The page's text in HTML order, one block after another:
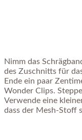
Nimm das
des Zuschnitts für
Ende ein paar
Wonder Clips.
Verwende eine
dass der Mesh-Stoff